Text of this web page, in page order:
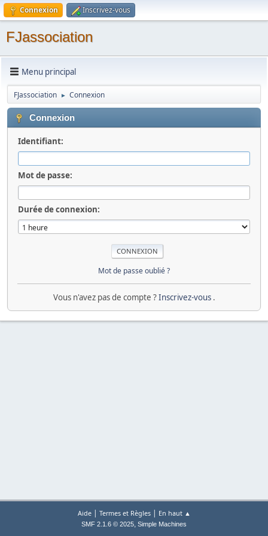
Connexion Inscrivez-vous
FJassociation
Menu principal
FJassociation ► Connexion
Connexion
Identifiant:
Mot de passe:
Durée de connexion:
Mot de passe oublié ?
Vous n'avez pas de compte ?Inscrivez-vous .
Aide| Termes et Règles| En haut ▲
SMF 2.1.6 © 2025, Simple Machines